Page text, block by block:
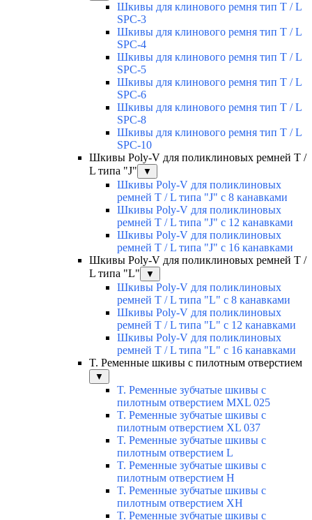
Шкивы для клинового ремня тип T / L
SPС-3
Шкивы для клинового ремня тип T / L
SPС-4
Шкивы для клинового ремня тип T / L
SPС-5
Шкивы для клинового ремня тип T / L
SPС-6
Шкивы для клинового ремня тип T / L
SPС-8
Шкивы для клинового ремня тип T / L
SPС-10
Шкивы Poly-V для поликлиновых ремней T /
L типа "J"
▼
Шкивы Poly-V для поликлиновых
ремней T / L типа "J" с 8 канавками
Шкивы Poly-V для поликлиновых
ремней T / L типа "J" с 12 канавками
Шкивы Poly-V для поликлиновых
ремней T / L типа "J" с 16 канавками
Шкивы Poly-V для поликлиновых ремней T /
L типа "L"
▼
Шкивы Poly-V для поликлиновых
ремней T / L типа "L" с 8 канавками
Шкивы Poly-V для поликлиновых
ремней T / L типа "L" с 12 канавками
Шкивы Poly-V для поликлиновых
ремней T / L типа "L" с 16 канавками
T. Ременные шкивы с пилотным отверстием
▼
T. Ременные зубчатые шкивы с
пилотным отверстием MXL 025
T. Ременные зубчатые шкивы с
пилотным отверстием XL 037
T. Ременные зубчатые шкивы с
пилотным отверстием L
T. Ременные зубчатые шкивы с
пилотным отверстием Н
T. Ременные зубчатые шкивы с
пилотным отверстием ХН
T. Ременные зубчатые шкивы с